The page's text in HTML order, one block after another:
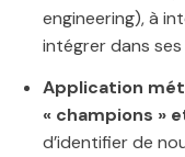
engineering), à
intégrer dans
Application
« champions »
d’identifier de